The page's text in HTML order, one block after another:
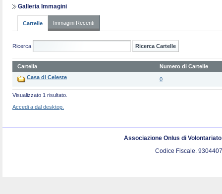
Galleria Immagini
Cartelle Immagini Recenti
Ricerca
Cartella
Numero di Cartelle
Casa di Celeste
0
Visualizzato 1 risultato.
Accedi a dal desktop.
Associazione Onlus di
Codice Fiscale.